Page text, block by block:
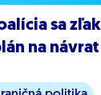
sa
na